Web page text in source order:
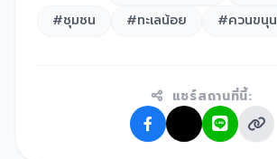
#ชุมชน
#ทะเลน้อย #ควนขนุน
แชร์สถานที่นี้: